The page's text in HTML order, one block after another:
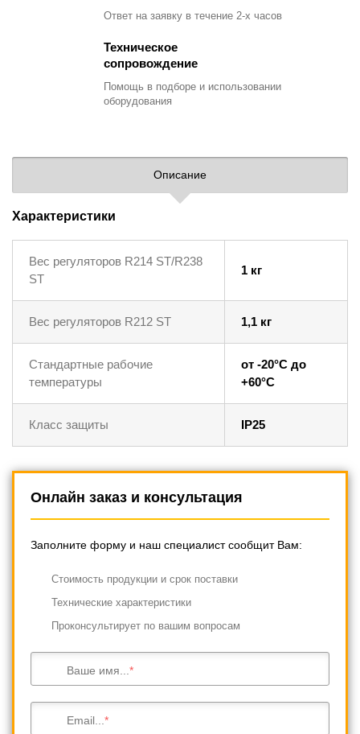
Ответ на заявку в течение 2-х часов
Техническое
сопровождение
Помощь в подборе и использовании
оборудования
Описание
Характеристики
Вес регуляторов R214 ST/R238
ST
1 кг
Вес регуляторов R212 ST 1,1 кг
Стандартные рабочие
температуры
от -20°C до
+60°C
Класс защиты IP25
Онлайн заказ и консультация
Заполните форму и наш специалист сообщит Вам:
Cтоимость продукции и срок поставки
Технические характеристики
Проконсультирует по вашим вопросам
Ваше имя...
Email...